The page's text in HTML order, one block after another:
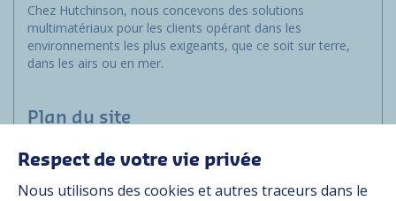
Chez Hutchinson, nous concevons des solutions
multimatériaux pour les clients opérant dans les
environnements les plus exigeants, que ce soit sur terre,
dans les airs ou en mer.
Plan du site
Marchés
Solutions
Respect de votre vie privée
Nous utilisons des cookies et autres traceurs dans le